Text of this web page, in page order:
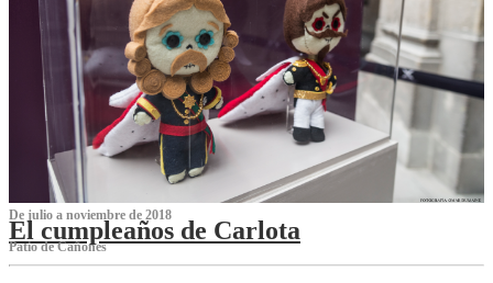
De julio a noviembre de 2018
El cumpleaños de Carlota
Patio de Cañones